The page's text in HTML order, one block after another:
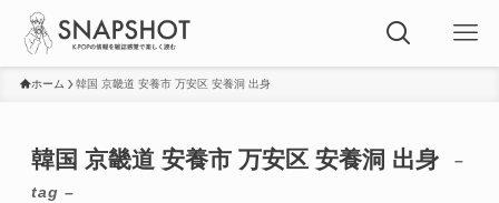
ホーム 韓国 京畿道 安養市 万安区 安養洞 出身
韓国 京畿道 安養市 万安区 安養洞 出身
–
tag –